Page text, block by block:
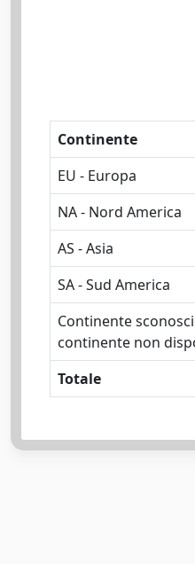
Continente
EU - Europa
NA - Nord America
AS - Asia
SA - Sud America
Continente
continente non
Totale